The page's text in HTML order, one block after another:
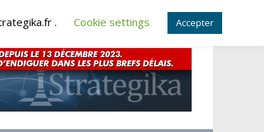
. Cookie settings Accepter